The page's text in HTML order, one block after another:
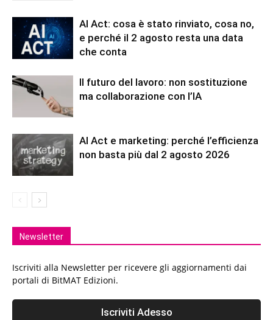
AI Act: cosa è stato rinviato, cosa no,
e perché il 2 agosto resta una data
che conta
Il futuro del lavoro: non sostituzione
ma collaborazione con l’IA
AI Act e marketing: perché l’efficienza
non basta più dal 2 agosto 2026
Newsletter
Iscriviti alla Newsletter per ricevere gli aggiornamenti dai
portali di BitMAT Edizioni.